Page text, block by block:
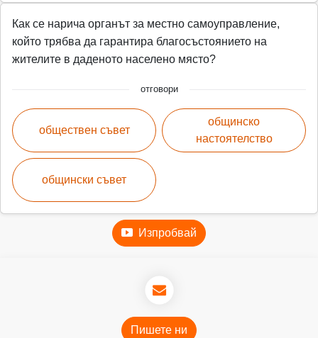
Как се нарича органът за местно самоуправление,
който трябва да гарантира благосъстоянието на
жителите в даденото населено място?
отговори
обществен съвет
общински съвет
общинско
настоятелство
Изпробвай
Пишете ни